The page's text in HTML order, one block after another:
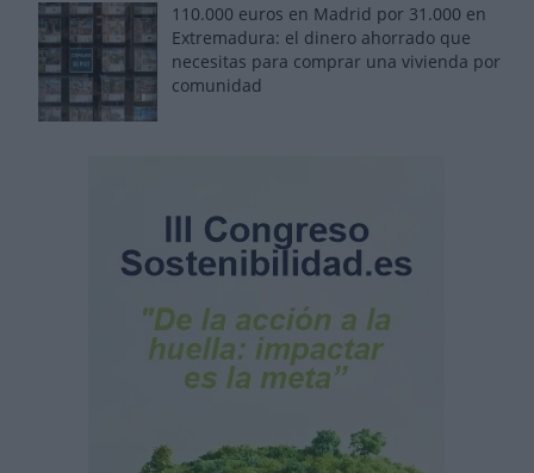
110.000 euros en Madrid por 31.000 en
Extremadura: el dinero ahorrado que
necesitas para comprar una vivienda por
comunidad